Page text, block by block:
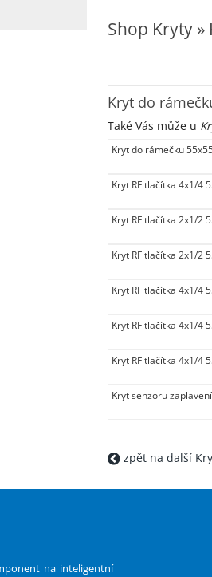
Shop Kryty
Kryt do
Také Vás může u
Kryt do rámečku
Kryt RF tlačítka 4x1/4
Kryt RF tlačítka 2x1/2
Kryt RF tlačítka 2x1/2
Kryt RF tlačítka 4x1/4
Kryt RF tlačítka 4x1/4
Kryt RF tlačítka 4x1/4
Kryt senzoru
zpět na další
na inteligentní